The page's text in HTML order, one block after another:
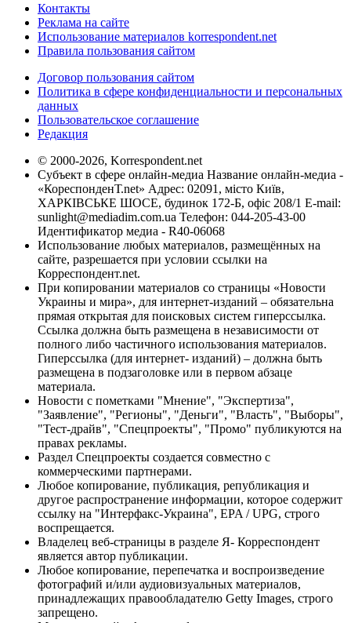
Контакты
Реклама на сайте
Использование материалов korrespondent.net
Правила пользования сайтом
Договор пользования сайтом
Политика в сфере конфиденциальности и персональных
данных
Пользовательское соглашение
Редакция
© 2000-2026, Korrespondent.net
Субъект в сфере онлайн-медиа Название онлайн-медиа -
«КореспонденТ.net» Адрес: 02091, місто Київ,
ХАРКІВСЬКЕ ШОСЕ, будинок 172-Б, офіс 208/1 E-mail:
sunlight@mediadim.com.ua Телефон: 044-205-43-00
Идентификатор медиа - R40-06068
Использование любых материалов, размещённых на
сайте, разрешается при условии ссылки на
Корреспондент.net.
При копировании материалов со страницы «Новости
Украины и мира», для интернет-изданий – обязательна
прямая открытая для поисковых систем гиперссылка.
Ссылка должна быть размещена в независимости от
полного либо частичного использования материалов.
Гиперссылка (для интернет- изданий) – должна быть
размещена в подзаголовке или в первом абзаце
материала.
Новости с пометками "Мнение", "Экспертиза",
"Заявление", "Регионы", "Деньги", "Власть", "Выборы",
"Тест-драйв", "Спецпроекты", "Промо" публикуются на
правах рекламы.
Раздел Спецпроекты создается совместно с
коммерческими партнерами.
Любое копирование, публикация, републикация и
другое распространение информации, которое содержит
ссылку на "Интерфакс-Украина", EPA / UPG, строго
воспрещается.
Владелец веб-страницы в разделе Я- Корреспондент
является автор публикации.
Любое копирование, перепечатка и воспроизведение
фотографий и/или аудиовизуальных материалов,
принадлежащих правообладателю Getty Images, строго
запрещено.